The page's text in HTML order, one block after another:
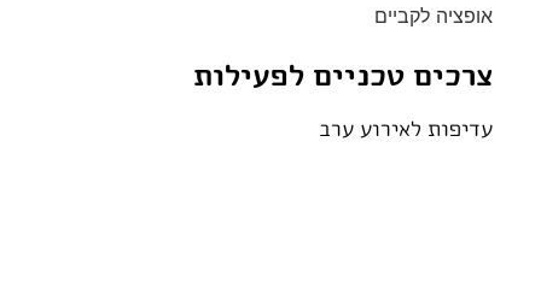
אופציה לקביים
צרכים טכניים לפעילות
עדיפות לאירוע ערב